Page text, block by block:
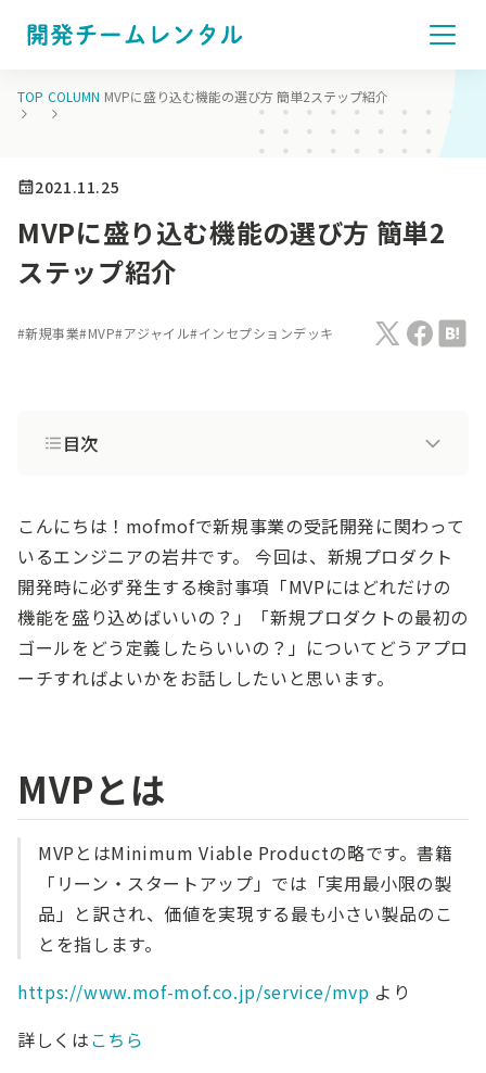
TOP COLUMN MVPに盛り込む機能の選び方 簡単2ステップ紹介
2021.11.25
MVPに盛り込む機能の選び方 簡単2
ステップ紹介
#新規事業#MVP#アジャイル#インセプションデッキ
目次
こんにちは！mofmofで新規事業の受託開発に関わって
いるエンジニアの岩井です。 今回は、新規プロダクト
開発時に必ず発生する検討事項「MVPにはどれだけの
機能を盛り込めばいいの？」「新規プロダクトの最初の
ゴールをどう定義したらいいの？」についてどうアプロ
ーチすればよいかをお話ししたいと思います。
MVPとは
MVPとはMinimum Viable Productの略です。書籍
「リーン・スタートアップ」では「実用最小限の製
品」と訳され、価値を実現する最も小さい製品のこ
とを指します。
https://www.mof-mof.co.jp/service/mvp より
詳しくはこちら